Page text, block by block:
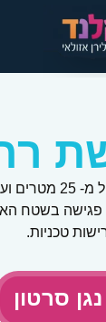
בשטח
טכניות.
נגן סרטון